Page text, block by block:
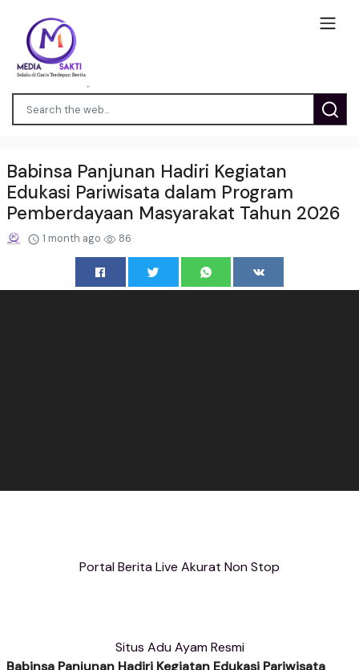
Babinsa Panjunan Hadiri Kegiatan
Edukasi Pariwisata dalam Program
Pemberdayaan Masyarakat Tahun 2026
1 month ago 86
Portal Berita Live Akurat Non Stop
Situs Adu Ayam Resmi
Babinsa Panjunan Hadiri Kegiatan Edukasi Pariwisata